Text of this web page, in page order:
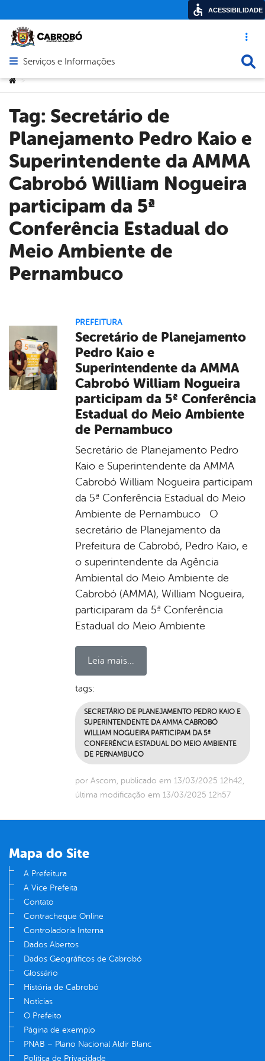
Acesso
Abrir menu principal de navegação
Serviços e Informações
Você está aqui:
>
Tag: Secretário de
Planejamento Pedro Kaio e
Superintendente da AMMA
Cabrobó William Nogueira
participam da 5ª
Conferência Estadual do
Meio Ambiente de
Pernambuco
PREFEITURA
Secretário de Planejamento
Pedro Kaio e
Superintendente da AMMA
Cabrobó William Nogueira
participam da 5ª Conferência
Estadual do Meio Ambiente
de Pernambuco
Secretário de Planejamento Pedro
Kaio e Superintendente da AMMA
Cabrobó William Nogueira participam
da 5ª Conferência Estadual do Meio
Ambiente de Pernambuco O
secretário de Planejamento da
Prefeitura de Cabrobó, Pedro Kaio, e
o superintendente da Agência
Ambiental do Meio Ambiente de
Cabrobó (AMMA), William Nogueira,
participaram da 5ª Conferência
Estadual do Meio Ambiente
Leia mais...
tags:
SECRETÁRIO DE PLANEJAMENTO PEDRO KAIO E
SUPERINTENDENTE DA AMMA CABROBÓ
WILLIAM NOGUEIRA PARTICIPAM DA 5ª
CONFERÊNCIA ESTADUAL DO MEIO AMBIENTE
DE PERNAMBUCO
por Ascom, publicado em 13/03/2025 12h42,
última modificação em 13/03/2025 12h57
Mapa do Site
A Prefeitura
A Vice Prefeita
Contato
Contracheque Online
Controladoria Interna
Dados Abertos
Dados Geográficos de Cabrobó
Glossário
História de Cabrobó
Notícias
O Prefeito
Página de exemplo
PNAB – Plano Nacional Aldir Blanc
Política de Privacidade
ACESSIBILIDADE